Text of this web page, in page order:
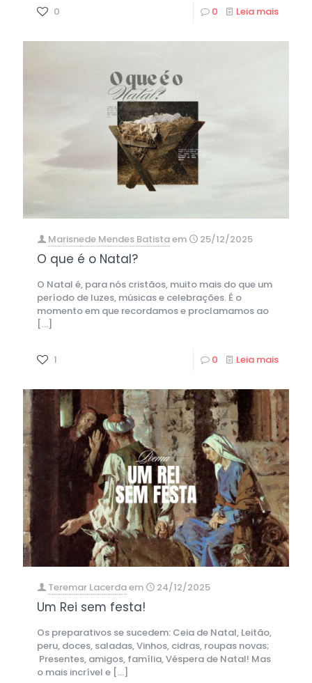
0 0 Leia mais
Marisnede Mendes Batistaem 25/12/2025
O que é o Natal?
O Natal é, para nós cristãos, muito mais do que um
período de luzes, músicas e celebrações. É o
momento em que recordamos e proclamamos ao
[…]
1 0 Leia mais
Teremar Lacerdaem 24/12/2025
Um Rei sem festa!
Os preparativos se sucedem: Ceia de Natal, Leitão,
peru, doces, saladas, Vinhos, cidras, roupas novas;
Presentes, amigos, família, Véspera de Natal! Mas
o mais incrível e […]